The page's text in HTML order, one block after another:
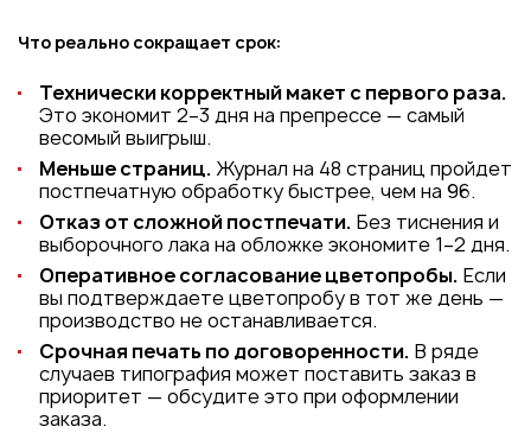
Что реально сокращает срок:
Технически корректный макет с первого раза.
Это экономит 2–3 дня на препрессе — самый
весомый выигрыш.
Меньше страниц. Журнал на 48 страниц пройдет
постпечатную обработку быстрее, чем на 96.
Отказ от сложной постпечати. Без тиснения и
выборочного лака на обложке экономите 1–2 дня.
Оперативное согласование цветопробы. Если
вы подтверждаете цветопробу в тот же день —
производство не останавливается.
Срочная печать по договоренности. В ряде
случаев типография может поставить заказ в
приоритет — обсудите это при оформлении
заказа.